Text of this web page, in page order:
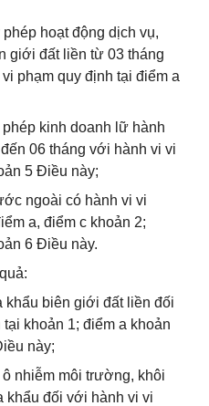
hoạt động dịch vụ,
giới đất liền từ 03 tháng
phạm quy định tại điểm a
kinh doanh lữ hành
06 tháng với hành vi vi
5 Điều này;
ngoài có hành vi vi
a, điểm c khoản 2;
6 Điều này.
biên giới đất liền đối
khoản 1; điểm a khoản
này;
nhiễm môi trường, khôi
khẩu đối với hành vi vi